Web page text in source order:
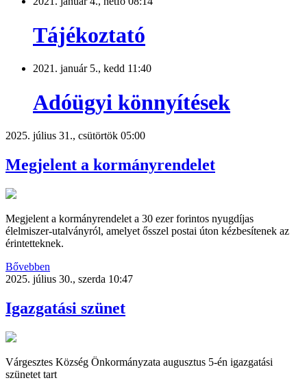
Tájékoztató
2021. január 5., kedd 11:40
Adóügyi könnyítések
2025. július 31., csütörtök 05:00
Megjelent a kormányrendelet
Megjelent a kormányrendelet a 30 ezer forintos nyugdíjas
élelmiszer-utalványról, amelyet ősszel postai úton kézbesítenek az
érintetteknek.
Bővebben
2025. július 30., szerda 10:47
Igazgatási szünet
Várgesztes Község Önkormányzata augusztus 5-én igazgatási
szünetet tart